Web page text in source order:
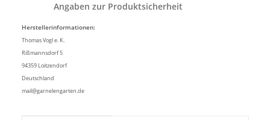
Angaben zur Produktsicherheit
Herstellerinformationen:
Thomas Vogl e. K.
Rißmannsdorf 5
94359 Loitzendorf
Deutschland
mail@garnelengarten.de